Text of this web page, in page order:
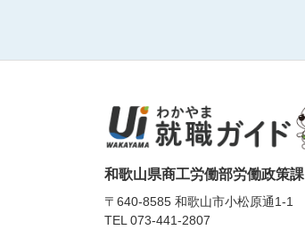
和歌山県商工労働部労働政策課
〒640-8585 和歌山市小松原通1-1
TEL 073-441-2807